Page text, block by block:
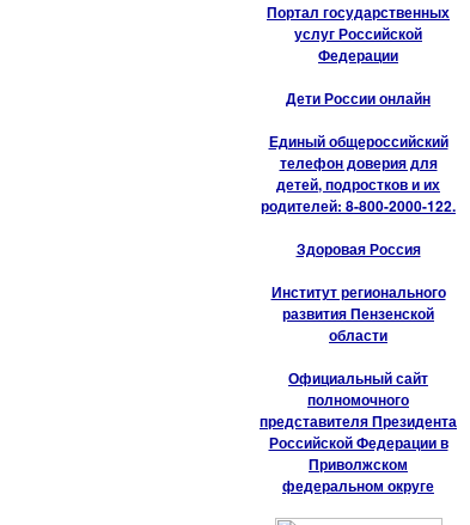
Портал государственных
услуг Российской
Федерации
Дети России онлайн
Единый общероссийский
телефон доверия для
детей, подростков и их
родителей: 8-800-2000-122.
Здоровая Россия
Институт регионального
развития Пензенской
области
Официальный сайт
полномочного
представителя Президента
Российской Федерации в
Приволжском
федеральном округе